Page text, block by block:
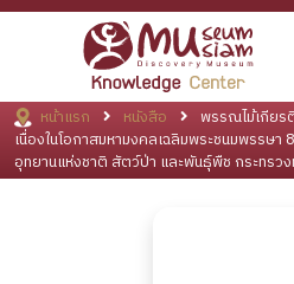
หน้าแรก หนังสือ
พรรณไม้เกียร
เนื่องในโอกาสมหามงคลเฉลิมพระชนมพรรษ
อุทยานแห่งชาติ สัตว์ป่า และพันธุ์พืช กระทรว